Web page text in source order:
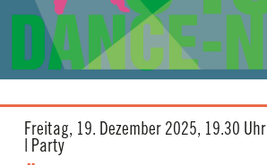
Freitag, 19. Dezember 2025, 19.30 Uhr
| Party